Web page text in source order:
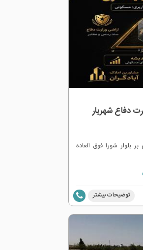
ابعاد20*50 شمالی بر بلوار شورا فوق العاده
توضیحات بیشتر